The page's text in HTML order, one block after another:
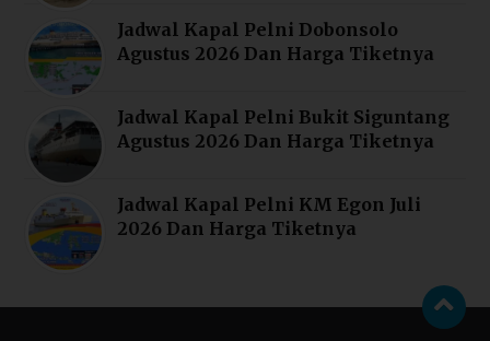
Jadwal Kapal Pelni Dobonsolo
Agustus 2026 Dan Harga Tiketnya
Jadwal Kapal Pelni Bukit Siguntang
Agustus 2026 Dan Harga Tiketnya
Jadwal Kapal Pelni KM Egon Juli
2026 Dan Harga Tiketnya